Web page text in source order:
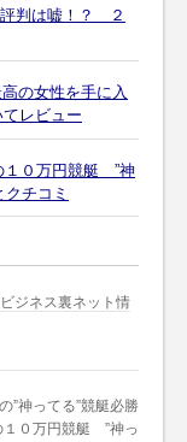
評判は嘘！？ ２
の女性を手に入
レビュー
１０万円競艇 ”神
チコミ
ジネス裏ネット情
”神ってる”競艇必勝
０万円競艇 ”神っ